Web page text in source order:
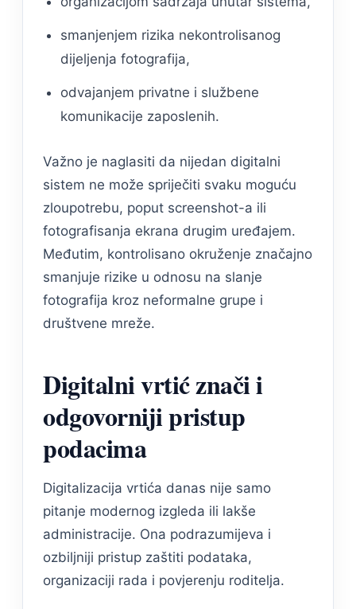
smanjenjem rizika nekontrolisanog
dijeljenja fotografija,
odvajanjem privatne i službene
komunikacije zaposlenih.
Važno je naglasiti da nijedan digitalni
sistem ne može spriječiti svaku moguću
zloupotrebu, poput screenshot-a ili
fotografisanja ekrana drugim uređajem.
Međutim, kontrolisano okruženje značajno
smanjuje rizike u odnosu na slanje
fotografija kroz neformalne grupe i
društvene mreže.
Digitalni vrtić znači i
odgovorniji pristup
podacima
Digitalizacija vrtića danas nije samo
pitanje modernog izgleda ili lakše
administracije. Ona podrazumijeva i
ozbiljniji pristup zaštiti podataka,
organizaciji rada i povjerenju roditelja.